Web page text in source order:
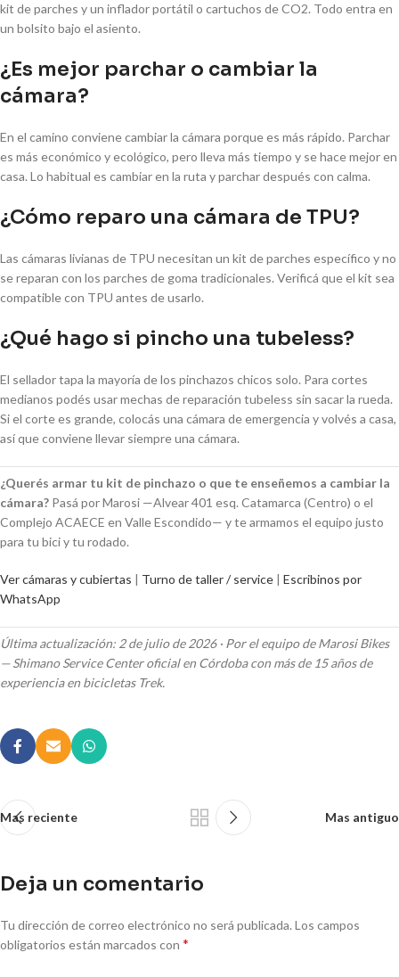
kit de parches y un inflador portátil o cartuchos de CO2. Todo entra en
un bolsito bajo el asiento.
¿Es mejor parchar o cambiar la
cámara?
En el camino conviene cambiar la cámara porque es más rápido. Parchar
es más económico y ecológico, pero lleva más tiempo y se hace mejor en
casa. Lo habitual es cambiar en la ruta y parchar después con calma.
¿Cómo reparo una cámara de TPU?
Las cámaras livianas de TPU necesitan un kit de parches específico y no
se reparan con los parches de goma tradicionales. Verificá que el kit sea
compatible con TPU antes de usarlo.
¿Qué hago si pincho una tubeless?
El sellador tapa la mayoría de los pinchazos chicos solo. Para cortes
medianos podés usar mechas de reparación tubeless sin sacar la rueda.
Si el corte es grande, colocás una cámara de emergencia y volvés a casa,
así que conviene llevar siempre una cámara.
¿Querés armar tu kit de pinchazo o que te enseñemos a cambiar la
cámara? Pasá por Marosi —Alvear 401 esq. Catamarca (Centro) o el
Complejo ACAECE en Valle Escondido— y te armamos el equipo justo
para tu bici y tu rodado.
Ver cámaras y cubiertas | Turno de taller / service | Escribinos por
WhatsApp
Última actualización: 2 de julio de 2026 · Por el equipo de Marosi Bikes
— Shimano Service Center oficial en Córdoba con más de 15 años de
experiencia en bicicletas Trek.
Mas reciente Mas antiguo
Deja un comentario
Tu dirección de correo electrónico no será publicada. Los campos
obligatorios están marcados con *